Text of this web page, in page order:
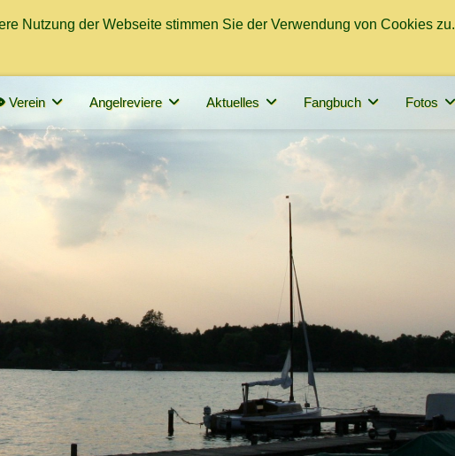
Nutzung der Webseite stimmen Sie der Verwendung von Cookies zu.
Verein Angelreviere Aktuelles Fangbuch Fotos